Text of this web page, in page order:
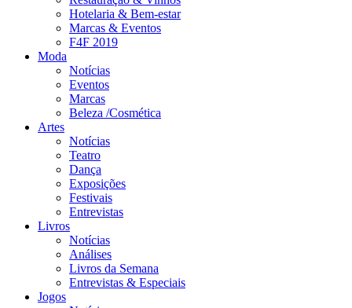
Hotelaria & Bem-estar
Marcas & Eventos
F4F 2019
Moda
Notícias
Eventos
Marcas
Beleza /Cosmética
Artes
Notícias
Teatro
Dança
Exposições
Festivais
Entrevistas
Livros
Notícias
Análises
Livros da Semana
Entrevistas & Especiais
Jogos